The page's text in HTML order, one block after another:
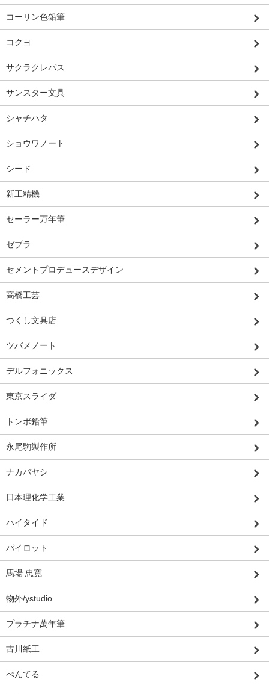
コーリン色鉛筆
コクヨ
サクラクレパス
サンスター文具
シャチハタ
ショウワノート
シード
新工精機
セーラー万年筆
ゼブラ
セメントプロデュースデザイン
高橋工芸
つくし文具店
ツバメノート
デルフォニックス
東京スライダ
トンボ鉛筆
永尾駒製作所
ナカバヤシ
日本理化学工業
ハイタイド
パイロット
馬場 忠寛
物外/ystudio
プラチナ萬年筆
古川紙工
ぺんてる